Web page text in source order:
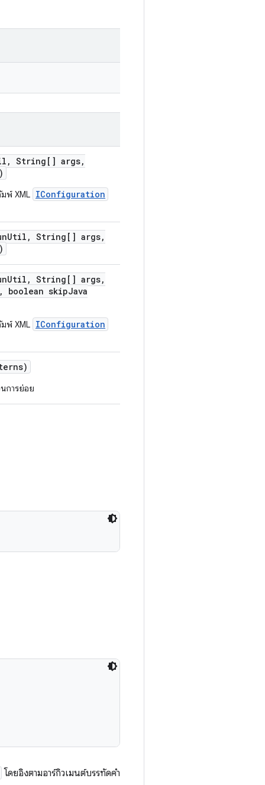
, String[] args,
พ์ XML IConfiguration
Util , String[] args,
Util , String[] args,
, boolean skipJava
พ์ XML IConfiguration
การย่อย
โดยอิงตามอาร์กิวเมนต์บรรทัดคำ